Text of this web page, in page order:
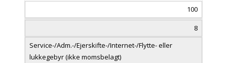
100
8
Service-/Adm.-/Ejerskifte-/Internet-/Flytte- eller
lukkegebyr (ikke momsbelagt)